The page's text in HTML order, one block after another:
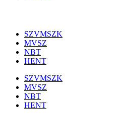
SZVMSZK
MVSZ
NBT
HENT
SZVMSZK
MVSZ
NBT
HENT